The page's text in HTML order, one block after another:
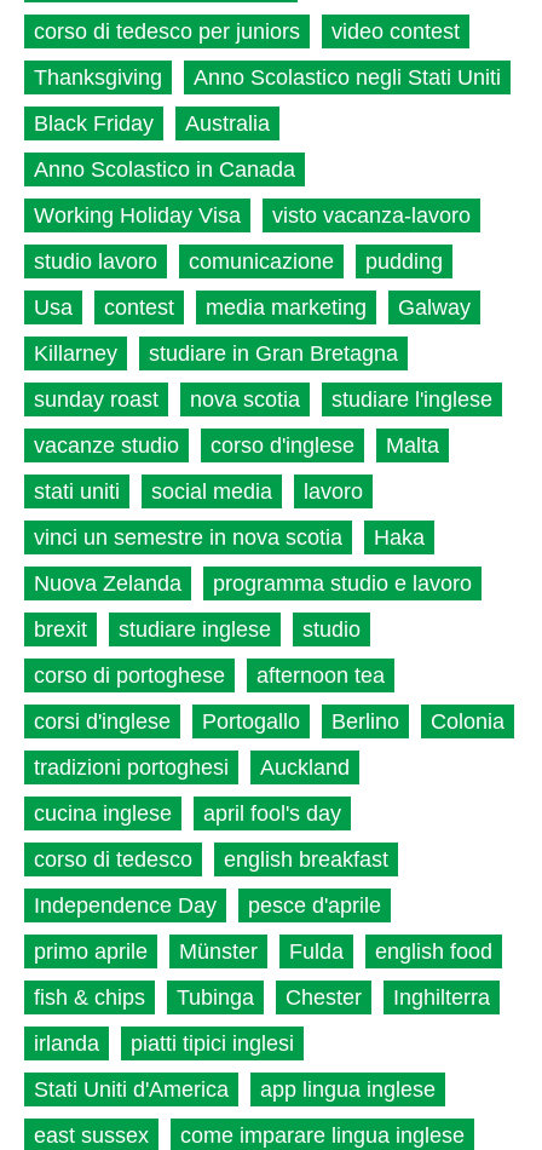
corso di tedesco per juniors
video contest
Thanksgiving
Anno Scolastico negli Stati Uniti
Black Friday
Australia
Anno Scolastico in Canada
Working Holiday Visa
visto vacanza-lavoro
studio lavoro
comunicazione
pudding
Usa
contest media marketing
Galway
Killarney
studiare in Gran Bretagna
sunday roast
nova scotia
studiare l'inglese
vacanze studio
corso d'inglese
Malta
stati uniti
social media
lavoro
vinci un semestre in nova scotia
Haka
Nuova Zelanda
programma studio e lavoro
brexit
studiare inglese
studio
corso di portoghese
afternoon tea
corsi d'inglese
Portogallo Berlino
Colonia
tradizioni portoghesi
Auckland
cucina inglese
april fool's day
corso di tedesco
english breakfast
Independence Day
pesce d'aprile
primo aprile
Münster Fulda
english food
fish & chips
Tubinga Chester
Inghilterra
irlanda
piatti tipici inglesi
Stati Uniti d'America
app lingua inglese
east sussex
come imparare lingua inglese